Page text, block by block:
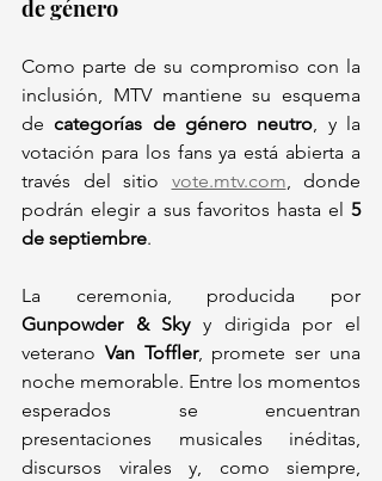
de género
Como parte de su compromiso con la
inclusión, MTV mantiene su esquema
de categorías de género neutro , y la
votación para los fans ya está abierta a
través del sitio vote.mtv.com , donde
podrán elegir a sus favoritos hasta el 5
de septiembre.
Gunpowder & Sky y dirigida por el
veterano Van Toffler, promete ser una
noche memorable. Entre los momentos
esperados se encuentran
presentaciones musicales inéditas,
discursos virales y, como siempre,